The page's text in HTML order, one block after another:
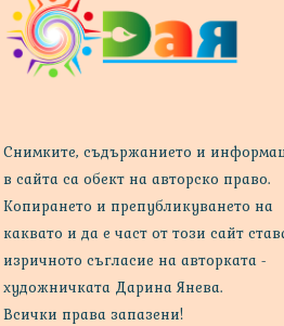
Снимките, съдържанието и
в сайта са обект на авторско право.
Копирането и препубликуването на
каквато и да е част от този сайт
изричното съгласие на авторката -
художничката Дарина Янева.
Всички права запазени!